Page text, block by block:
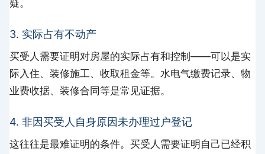
疑。
3. 实际占有不动产
买受人需要证明对房屋的实际占有和控制——可以是实
际入住、装修施工、收取租金等。水电气缴费记录、物
业费收据、装修合同等是常见证据。
4. 非因买受人自身原因未办理过户登记
这往往是最难证明的条件。买受人需要证明自己已经积